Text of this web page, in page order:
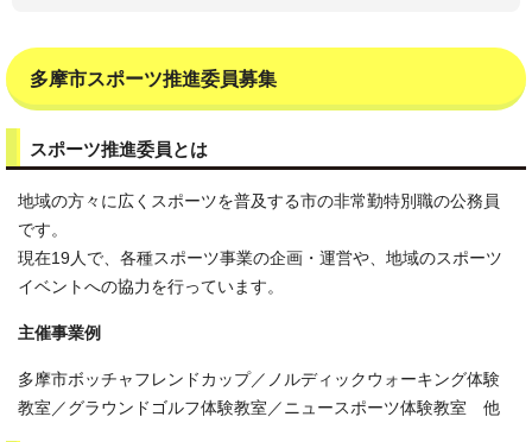
多摩市スポーツ推進委員募集
スポーツ推進委員とは
地域の方々に広くスポーツを普及する市の非常勤特別職の公務員
です。
現在19人で、各種スポーツ事業の企画・運営や、地域のスポーツ
イベントへの協力を行っています。
主催事業例
多摩市ボッチャフレンドカップ／ノルディックウォーキング体験
教室／グラウンドゴルフ体験教室／ニュースポーツ体験教室 他